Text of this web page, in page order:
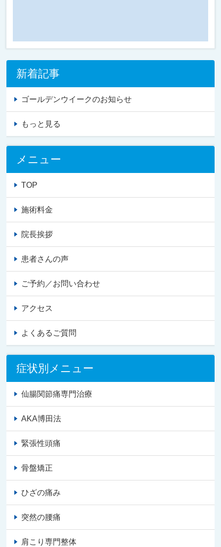
新着記事
ゴールデンウイークのお知らせ
もっと見る
メニュー
TOP
施術料金
院長挨拶
患者さんの声
ご予約／お問い合わせ
アクセス
よくあるご質問
症状別メニュー
仙腸関節痛専門治療
AKA博田法
緊張性頭痛
骨盤矯正
ひざの痛み
突然の腰痛
肩こり専門整体